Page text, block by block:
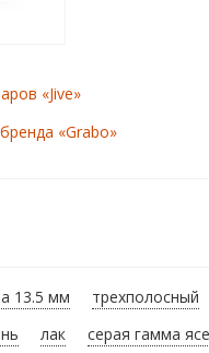
«Jive»
«Grabo»
13.5 мм
трехполосный
лак серая гамма